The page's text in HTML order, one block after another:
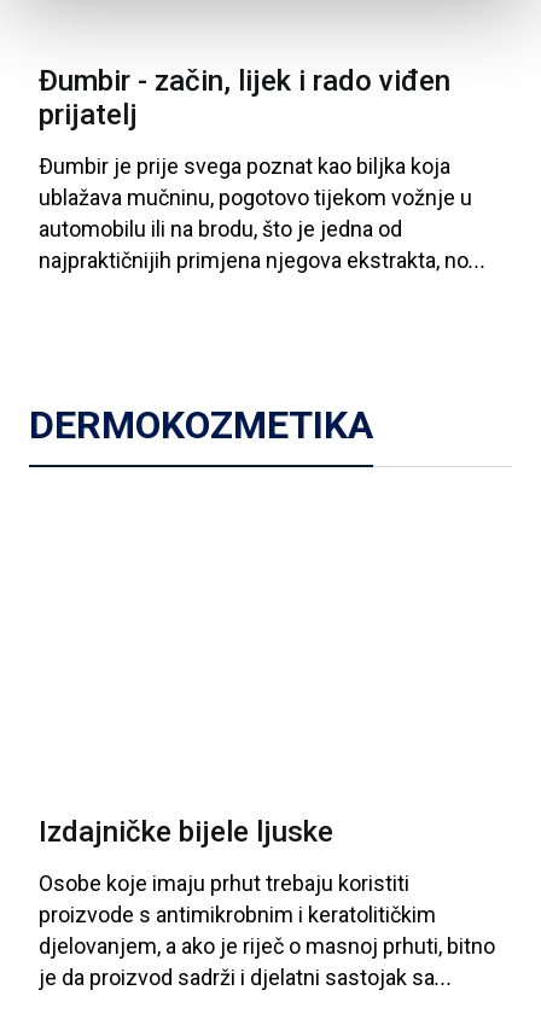
Đumbir - začin, lijek i rado viđen
prijatelj
Ðumbir je prije svega poznat kao biljka koja
ublažava mučninu, pogotovotijekom vožnje u
automobilu ili na brodu, što je jedna od
najpraktičnijih primjena njegova ekstrakta, no...
DERMOKOZMETIKA
Izdajničke bijele ljuske
Osobe koje imaju prhuttrebaju koristiti
proizvode s antimikrobnim i keratolitičkim
djelovanjem, a ako je riječ o masnoj prhuti, bitno
je da proizvod sadrži i djelatni sastojak sa...